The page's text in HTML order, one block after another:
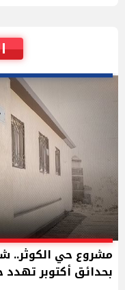
مشروع حي الكوثر..
بحدائق أكتوبر تهدد